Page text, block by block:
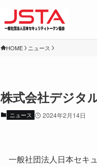
HOME ニュース
株式会社デジタ
ニュース 2024年2月14日
一般社団法人日本セキ